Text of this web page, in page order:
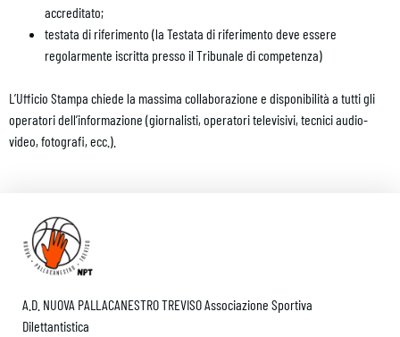
accreditato;
testata di riferimento (la Testata di riferimento deve essere
regolarmente iscritta presso il Tribunale di competenza)
L’Ufficio Stampa chiede la massima collaborazione e disponibilità a tutti gli
operatori dell’informazione (giornalisti, operatori televisivi, tecnici audio-
video, fotografi, ecc.).
A.D. NUOVA PALLACANESTRO TREVISO Associazione Sportiva
Dilettantistica